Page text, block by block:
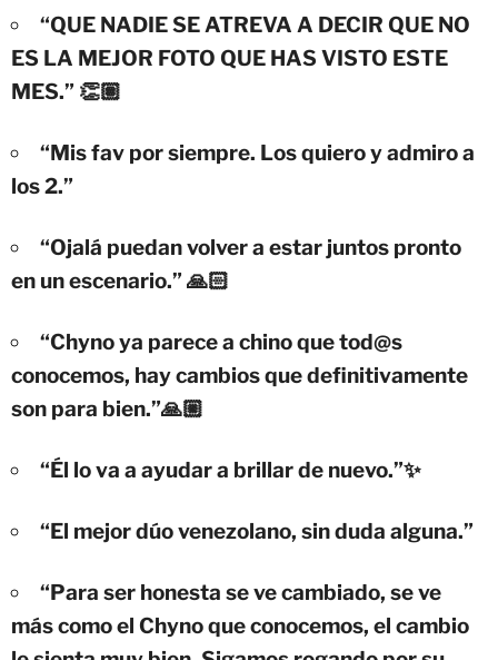
“QUE NADIE SE ATREVA A DECIR QUE NO
ES LA MEJOR FOTO QUE HAS VISTO ESTE
MES.” 👏🏽
“Mis fav por siempre. Los quiero y admiro a
los 2.”
“Ojalá puedan volver a estar juntos pronto
en un escenario.” 🙏🏻
“Chyno ya parece a chino que tod@s
conocemos, hay cambios que definitivamente
son para bien.”🙏🏼
“Él lo va a ayudar a brillar de nuevo.”✨
“El mejor dúo venezolano, sin duda alguna.”
“Para ser honesta se ve cambiado, se ve
más como el Chyno que conocemos, el cambio